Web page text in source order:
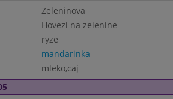
Zeleninova
Hovezi na zelenine
ryze
mandarinka
mleko,caj